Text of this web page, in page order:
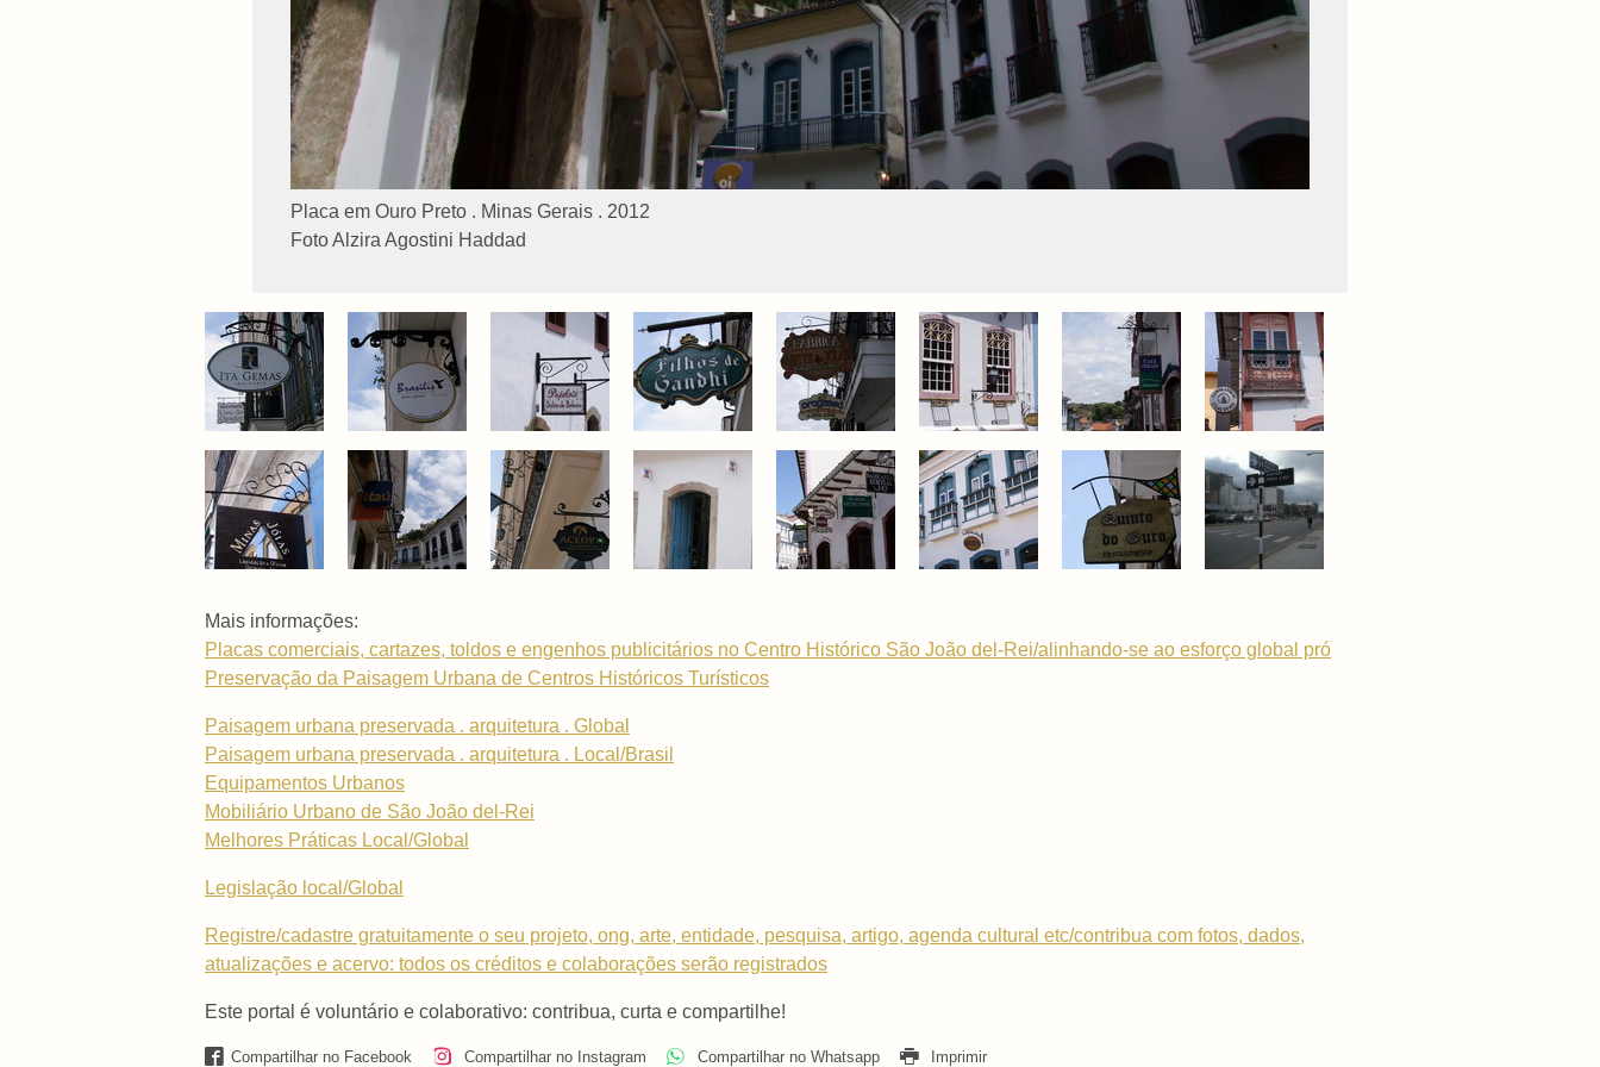
Placa em Ouro Preto . Minas Gerais . 2012
Foto Alzira Agostini Haddad
Mais informações:
Placas comerciais, cartazes, toldos e engenhos publicitários no Centro Histórico São João del-Rei/alinhando-se ao esforço global pró
Preservação da Paisagem Urbana de Centros Históricos Turísticos
Paisagem urbana preservada . arquitetura . Global
Paisagem urbana preservada . arquitetura . Local/Brasil
Equipamentos Urbanos
Mobiliário Urbano de São João del-Rei
Melhores Práticas Local/Global
Legislação local/Global
Registre/cadastre gratuitamente o seu projeto, ong, arte, entidade, pesquisa, artigo, agenda cultural etc/contribua com fotos, dados,
atualizações e acervo: todos os créditos e colaborações serão registrados
Este portal é voluntário e colaborativo: contribua, curta e compartilhe!
Compartilhar no Facebook Compartilhar no Instagram Compartilhar no Whatsapp Imprimir